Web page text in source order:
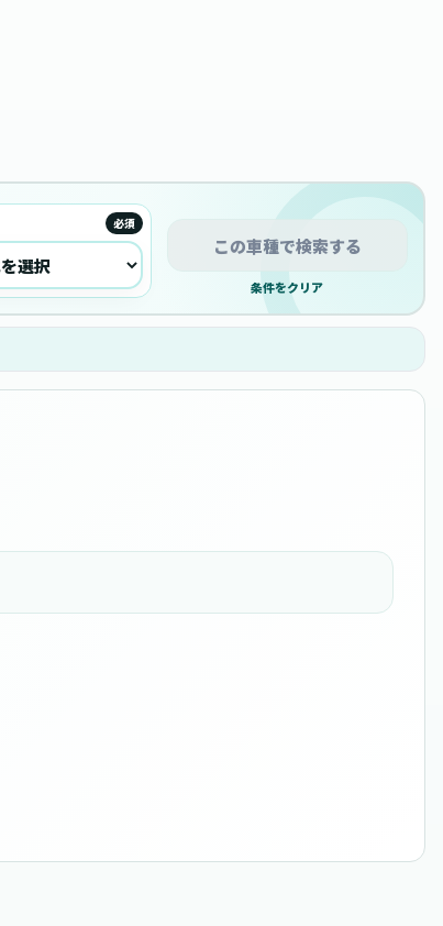
必須
この車種で検索する
条件をクリア